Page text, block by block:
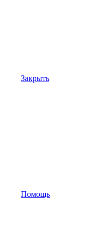
Закрыть
Помощь